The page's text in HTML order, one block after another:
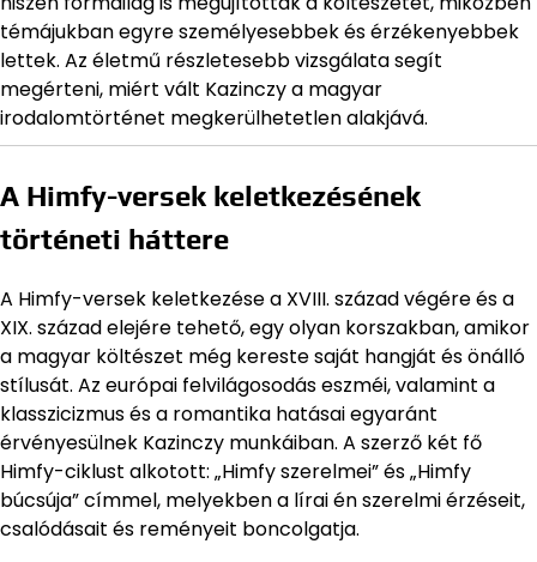
témájukban egyre személyesebbek és érzékenyebbek
lettek. Az életmű részletesebb vizsgálata segít
megérteni, miért vált Kazinczy a magyar
irodalomtörténet megkerülhetetlen alakjává.
A Himfy-versek keletkezésének
történeti háttere
A Himfy-versek keletkezése a XVIII. század végére és a
XIX. század elejére tehető, egy olyan korszakban, amikor
a magyar költészet még kereste saját hangját és önálló
stílusát. Az európai felvilágosodás eszméi, valamint a
klasszicizmus és a romantika hatásai egyaránt
érvényesülnek Kazinczy munkáiban. A szerző két fő
Himfy-ciklust alkotott: „Himfy szerelmei” és „Himfy
búcsúja” címmel, melyekben a lírai én szerelmi érzéseit,
csalódásait és reményeit boncolgatja.